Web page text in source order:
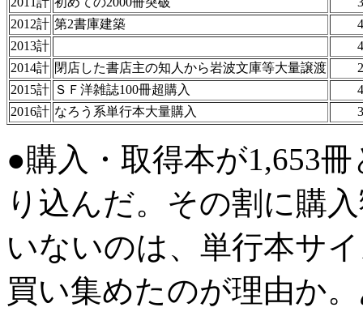
2012計 第2書庫建築
2013計
2014計 閉店した書店主の知人から岩波文庫等大量譲渡
2015計 ＳＦ洋雑誌100冊超購入
2016計 なろう系単行本大量購入
●購入・取得本が1,653
り込んだ。その割に購
いないのは、単行本サ
買い集めたのが理由か